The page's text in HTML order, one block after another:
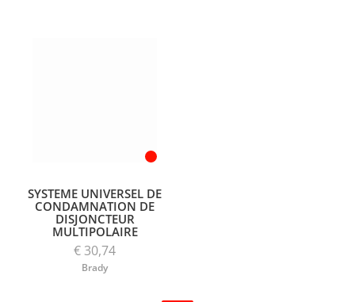
SYSTEME UNIVERSEL DE
CONDAMNATION DE
DISJONCTEUR
MULTIPOLAIRE
€ 30,74
Brady